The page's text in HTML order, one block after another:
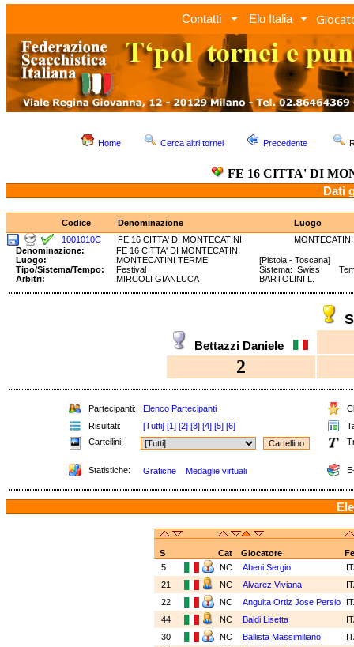
Contatti Elo Italia
Home Cerca altri tornei Precedente
FE 16 CITTA' DI
Dati
Codice Denominazione
Luogo
1001010C
FE 16 CITTA' DI MONTECATINI
Denominazione:
FE 16 CITTA' DI MONTECATINI
Luogo:
MONTECATINI TERME
[Pistoia - Toscana]
Tipo/Sistema/Tempo:
Festival
Sistema: Swiss
Arbitri:
MIRCOLI GIANLUCA BARTOLINI L.
Bettazzi Daniele
2
Partecipanti: Elenco Partecipanti
Risultati:
[Tutti] [1] [2] [3] [4] [5] [6]
Cartellini:
Statistiche: Grafiche Medaglie virtuali
S Cat Giocatore
5
NC Abeni Sergio
21
NC Alvarez Viviana
22
NC Anguita Ortiz Jose Persio
44
NC Baldi Lisetta
30
NC Ballista Massimiliano